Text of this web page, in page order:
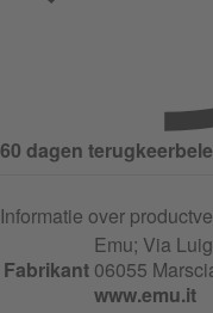
60 dagen
Informatie over
Fabrikant
Emu; Via
06055
www.emu.it